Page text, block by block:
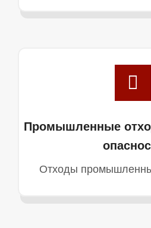
Промышленные
Отходы